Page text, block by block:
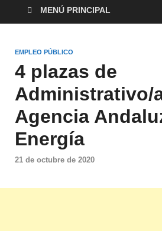
MENÚ PRINCIPAL
EMPLEO PÚBLICO
4 plazas de
Administrativo/
Agencia
Energía
21 de octubre de 2020